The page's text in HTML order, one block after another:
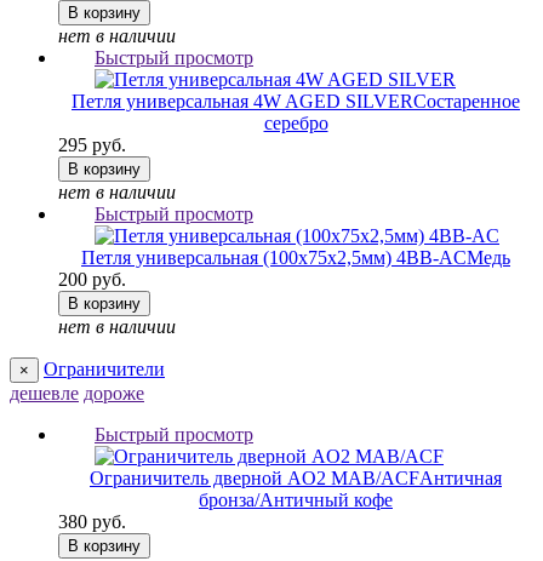
В корзину
нет в наличии
Быстрый просмотр
Петля универсальная 4W AGED SILVERСостаренное
серебро
295 руб.
В корзину
нет в наличии
Быстрый просмотр
Петля универсальная (100х75х2,5мм) 4BB-ACМедь
200 руб.
В корзину
нет в наличии
×
Ограничители
дешевле дороже
Быстрый просмотр
Ограничитель дверной AO2 MAB/ACFАнтичная
бронза/Античный кофе
380 руб.
В корзину